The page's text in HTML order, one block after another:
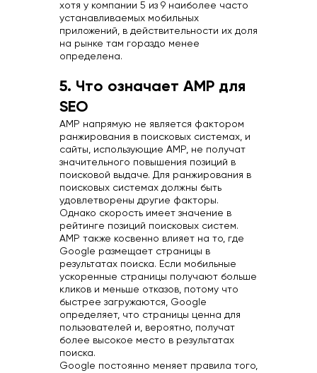
хотя у компании 5 из 9 наиболее часто
устанавливаемых мобильных
приложений, в действительности их доля
на рынке там гораздо менее
определена.
5. Что означает AMP для
SEO
AMP напрямую не является фактором
ранжирования в поисковых системах, и
сайты, использующие AMP, не получат
значительного повышения позиций в
поисковой выдаче. Для ранжирования в
поисковых системах должны быть
удовлетворены другие факторы.
Однако скорость имеет значение в
рейтинге позиций поисковых систем.
AMP также косвенно влияет на то, где
Google размещает страницы в
результатах поиска. Если мобильные
ускоренные страницы получают больше
кликов и меньше отказов, потому что
быстрее загружаются, Google
определяет, что страницы ценна для
пользователей и, вероятно, получат
более высокое место в результатах
поиска.
Google постоянно меняет правила того,